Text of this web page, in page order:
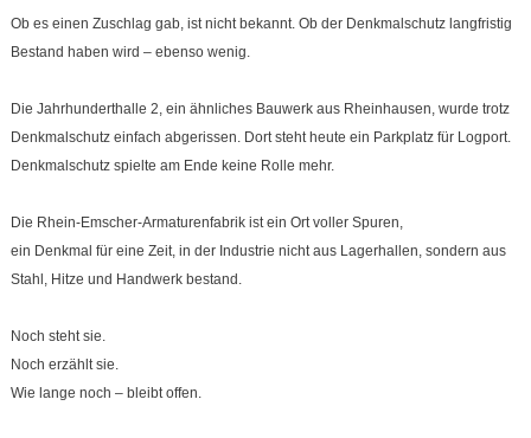
Ob es einen Zuschlag gab, ist nicht bekannt. Ob der Denkmalschutz langfristig
Bestand haben wird – ebenso wenig.
Die Jahrhunderthalle 2, ein ähnliches Bauwerk aus Rheinhausen, wurde trotz
Denkmalschutz einfach abgerissen. Dort steht heute ein Parkplatz für Logport.
Denkmalschutz spielte am Ende keine Rolle mehr.
Die Rhein-Emscher-Armaturenfabrik ist ein Ort voller Spuren,
ein Denkmal für eine Zeit, in der Industrie nicht aus Lagerhallen, sondern aus
Stahl, Hitze und Handwerk bestand.
Noch steht sie.
Noch erzählt sie.
Wie lange noch – bleibt offen.